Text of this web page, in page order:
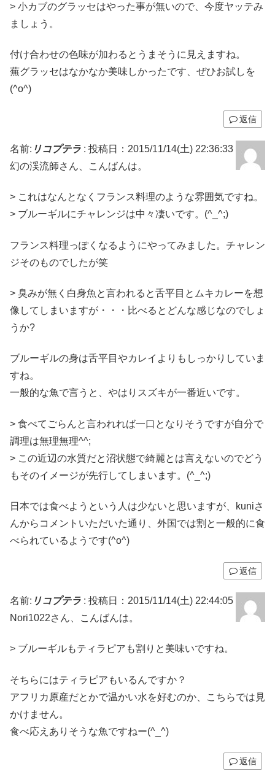
> 小カブのグラッセはやった事が無いので、今度ヤッテみ
ましょう。
付け合わせの色味が加わるとうまそうに見えますね。
蕪グラッセはなかなか美味しかったです、ぜひお試しを
(^o^)
返信
名前: リコプテラ : 投稿日：2015/11/14(土) 22:36:33
幻の渓流師さん、こんばんは。
> これはなんとなくフランス料理のような雰囲気ですね。
> ブルーギルにチャレンジは中々凄いです。(^_^;)
フランス料理っぽくなるようにやってみました。チャレン
ジそのものでしたが笑
> 臭みが無く白身魚と言われると舌平目とムキカレーを想
像してしまいますが・・・比べるとどんな感じなのでしょ
うか?
ブルーギルの身は舌平目やカレイよりもしっかりしていま
すね。
一般的な魚で言うと、やはりスズキが一番近いです。
> 食べてごらんと言われれば一口となりそうですが自分で
調理は無理無理^^;
> この近辺の水質だと沼状態で綺麗とは言えないのでどう
もそのイメージが先行してしまいます。(^_^;)
日本では食べようという人は少ないと思いますが、kuniさ
んからコメントいただいた通り、外国では割と一般的に食
べられているようです(^o^)
返信
名前: リコプテラ : 投稿日：2015/11/14(土) 22:44:05
Nori1022さん、こんばんは。
> ブルーギルもティラピアも割りと美味いですね。
そちらにはティラピアもいるんですか？
アフリカ原産だとかで温かい水を好むのか、こちらでは見
かけません。
食べ応えありそうな魚ですねー(^_^)
返信